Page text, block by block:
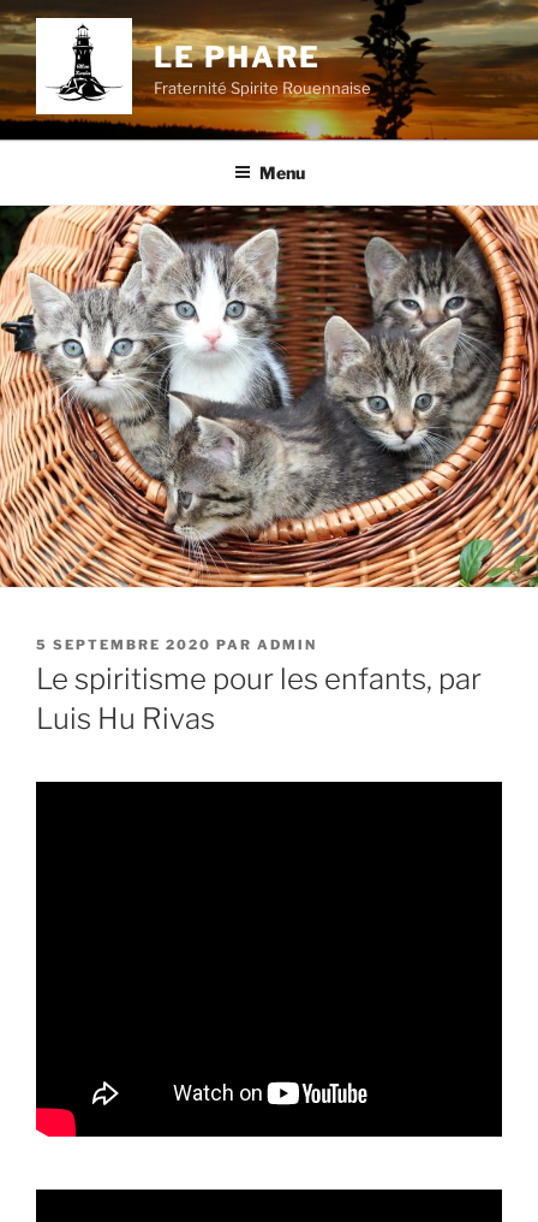
Aller
au
contenu
principal
LE PHARE
Fraternité Spirite Rouennaise
Menu
PUBLIÉ
LE
5 SEPTEMBRE 2020 PAR ADMIN
Le spiritisme pour les enfants, par
Luis Hu Rivas